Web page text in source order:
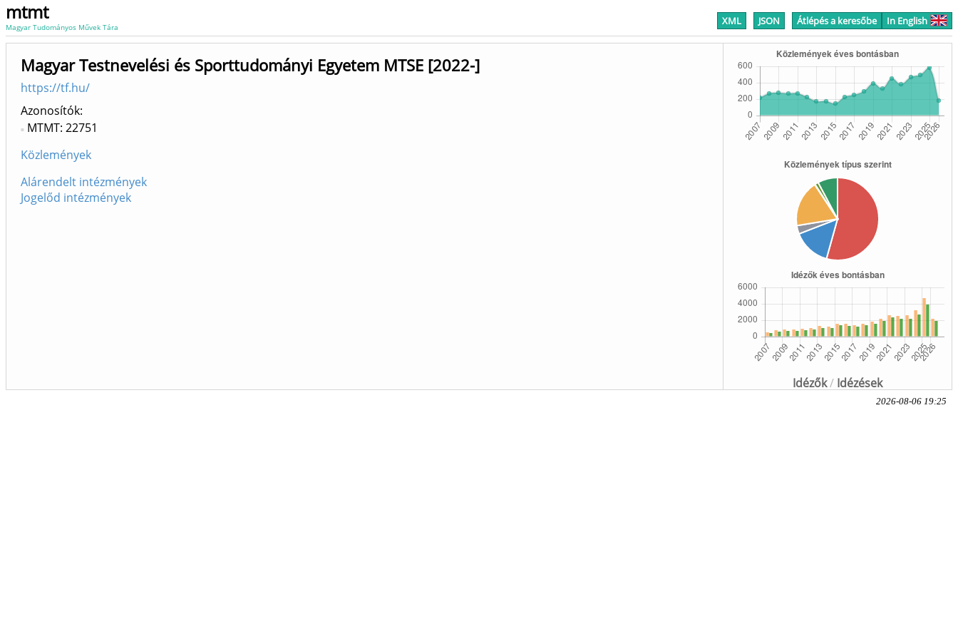
mtmt
Magyar Tudományos Művek Tára XML JSON Átlépés a keresőbe In English
Idézők/ Idézések
Magyar Testnevelési és Sporttudományi Egyetem MTSE [2022-]
https://tf.hu/
Azonosítók
MTMT: 22751
Közlemények
Alárendelt intézmények
Jogelőd intézmények
2026-08-06 19:25